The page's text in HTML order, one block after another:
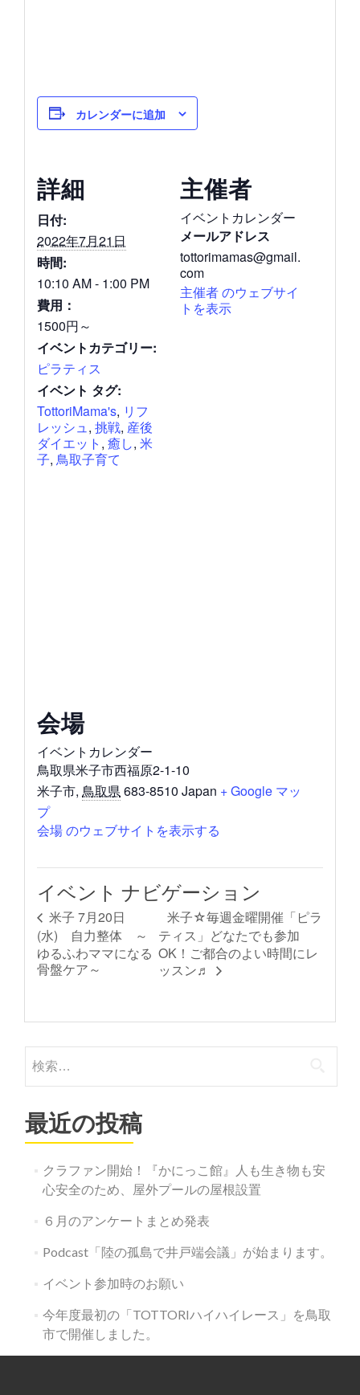
カレンダーに追加
詳細
日付:
2022年7月21日
時間:
10:10 AM - 1:00 PM
費用：
1500円～
イベントカテゴリー:
ピラティス
イベント タグ:
TottoriMama's, リフ
レッシュ, 挑戦, 産後
ダイエット , 癒し, 米
子, 鳥取子育て
主催者
イベントカレンダー
メールアドレス
tottorimamas@gmail.
com
主催者 のウェブサイ
トを表示
会場
イベントカレンダー
鳥取県米子市西福原2-1-10
米子市, 鳥取県683-8510 Japan + Google マッ
プ
会場 のウェブサイトを表示する
イベント ナビゲーション
米子 7月20日
(水) 自力整体 ～
ゆるふわママになる
骨盤ケア～
米子☆毎週金曜開催「ピラ
ティス」どなたでも参加
OK！ご都合のよい時間にレ
ッスン♬
索:
最近の投稿
クラファン開始！『かにっこ館』人も生き物も安
心安全のため、屋外プールの屋根設置
６月のアンケートまとめ発表
Podcast「陸の孤島で井戸端会議」が始まります。
イベント参加時のお願い
今年度最初の「TOTTORIハイハイレース」を鳥取
市で開催しました。